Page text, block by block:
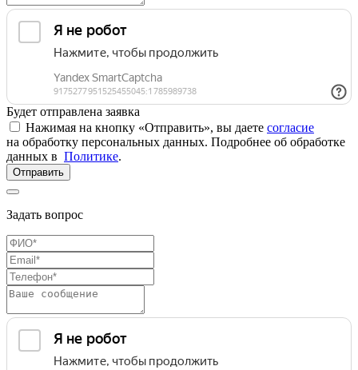
Будет отправлена заявка
Нажимая на кнопку «Отправить», вы даете согласие
на обработку персональных данных. Подробнее об обработке
данных в Политике.
Отправить
Задать вопрос